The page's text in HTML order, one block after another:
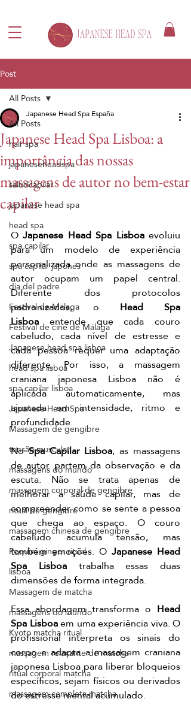
Post
All Posts
hair spa
japaneseheadspa
saludcapilar
japanese head spa
head spa
spa capilar
spa capilar japonés
dia del padre
Festival de Málaga
Festival de cine de Málaga
Japanese head spa lisboa
head spa lisboa
spa capilar lisboa
Japanese Head Spa
Massagem de gengibre
tensão muscular
massagens do mundo
massagem corporal de gengibre
ritual de gengibre
massagem chinesa de gengibre
Pequim ginger ritual
lisboa
Massagem de matcha
massagens do mundo
Kyoto matcha ritual
massagem relaxante de matcha
ritual corporal matcha
massagem completa matcha
All Posts
Japanese Head Spa Lisboa: a
importância das nossas
massagens de autor no bem-estar
capilar
Japanese Head Spa España
O Japanese Head Spa Lisboa evoluiu
para um modelo de experiência
personalizada onde as massagens de
autor ocupam um papel central.
Diferente dos protocolos
padronizados, o Head Spa
Lisboa entende que cada couro
cabeludo, cada nível de estresse e
cada pessoa requer uma adaptação
diferente. Por isso, a massagem
craniana japonesa Lisboa não é
aplicada automaticamente, mas
ajustada em intensidade, ritmo e
profundidade.
No Spa Capilar Lisboa, as massagens
de autor partem da observação e da
escuta. Não se trata apenas de
melhorar a saúde capilar, mas de
compreender como se sente a pessoa
que chega ao espaço. O couro
cabeludo acumula tensão, mas
também emoções. O Japanese Head
Spa Lisboa trabalha essas duas
dimensões de forma integrada.
Essa abordagem transforma o Head
Spa Lisboa em uma experiência viva. O
profissional interpreta os sinais do
corpo e adapta a massagem craniana
japonesa Lisboa para liberar bloqueios
específicos, sejam físicos ou derivados
do estresse mental acumulado.